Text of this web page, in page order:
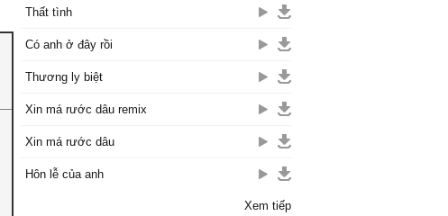
Thất tình
Có anh ở đây rồi
Thương ly biệt
Xin má rước dâu remix
Xin má rước dâu
Hôn lễ của anh
Xem tiếp